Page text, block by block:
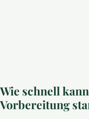
Wie schnell
Vorbereitung